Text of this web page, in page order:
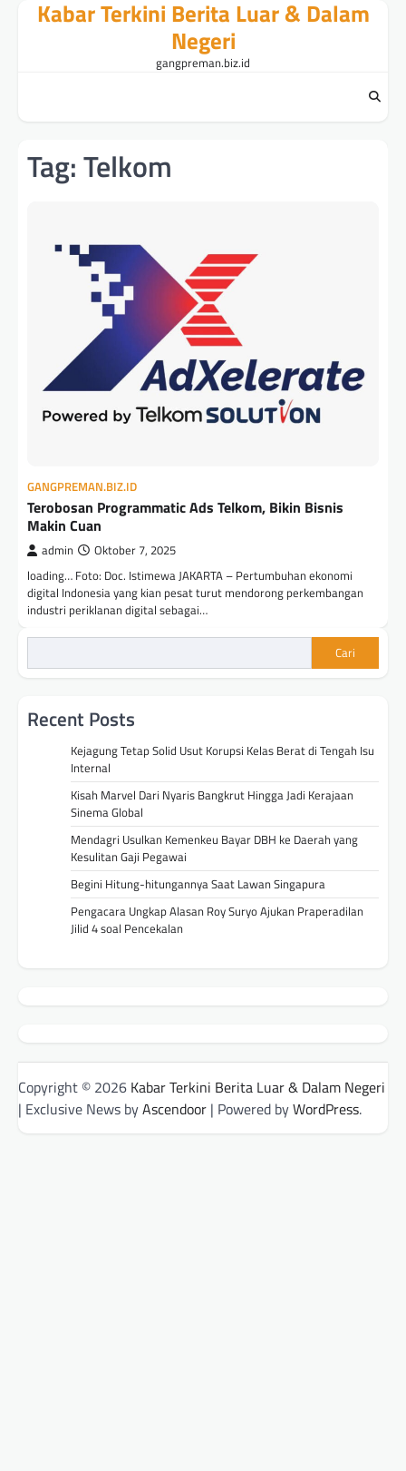
Kabar Terkini Berita Luar & Dalam
Negeri
gangpreman.biz.id
Tag:Telkom
GANGPREMAN.BIZ.ID
Terobosan Programmatic Ads Telkom, Bikin Bisnis
Makin Cuan
admin Oktober 7, 2025
loading… Foto: Doc. Istimewa JAKARTA – Pertumbuhan ekonomi
digital Indonesia yang kian pesat turut mendorong perkembangan
industri periklanan digital sebagai…
Cari
Recent Posts
Kejagung Tetap Solid Usut Korupsi Kelas Berat di Tengah Isu
Internal
Kisah Marvel Dari Nyaris Bangkrut Hingga Jadi Kerajaan
Sinema Global
Mendagri Usulkan Kemenkeu Bayar DBH ke Daerah yang
Kesulitan Gaji Pegawai
Begini Hitung-hitungannya Saat Lawan Singapura
Pengacara Ungkap Alasan Roy Suryo Ajukan Praperadilan
Jilid 4 soal Pencekalan
Copyright © 2026 Kabar Terkini Berita Luar & Dalam Negeri
| Exclusive News byAscendoor | Powered byWordPress.